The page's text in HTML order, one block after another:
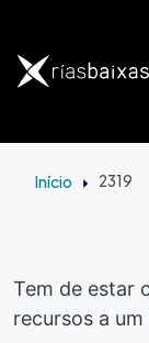
Início 2319
Tem de estar
recursos a